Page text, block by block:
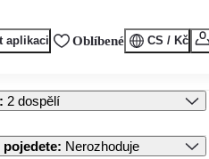
aplikaci Oblíbené CS / Kč
: 2 dospělí
pojedete: Nerozhoduje